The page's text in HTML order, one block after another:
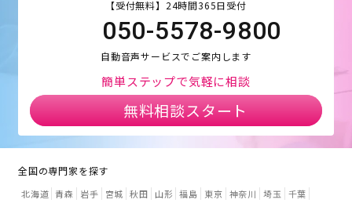
【受付無料】24時間365日受付
050-5578-9800
自動音声サービスでご案内します
簡単ステップで気軽に相談
無料相談スタート
全国の専門家を探す
北海道 青森 岩手 宮城 秋田 山形 福島 東京 神奈川 埼玉 千葉